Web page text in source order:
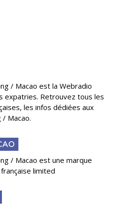
/ Macao est la Webradio
expatries. Retrouvez tous les
les infos dédiées aux
Macao.
/ Macao est une marque
limited